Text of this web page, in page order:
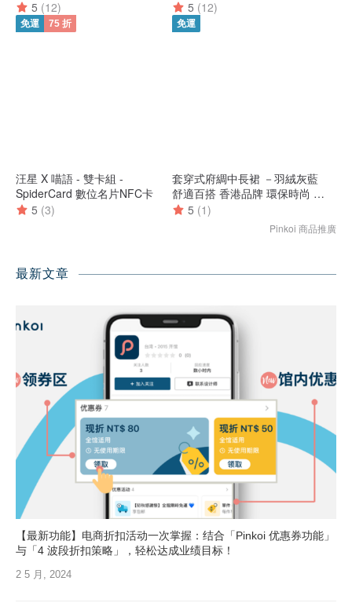
最新文章
【最新功能】电商折扣活动一次掌握：结合「Pinkoi 优惠券功能」
与「4 波段折扣策略」，轻松达成业绩目标！
2 5 月, 2024